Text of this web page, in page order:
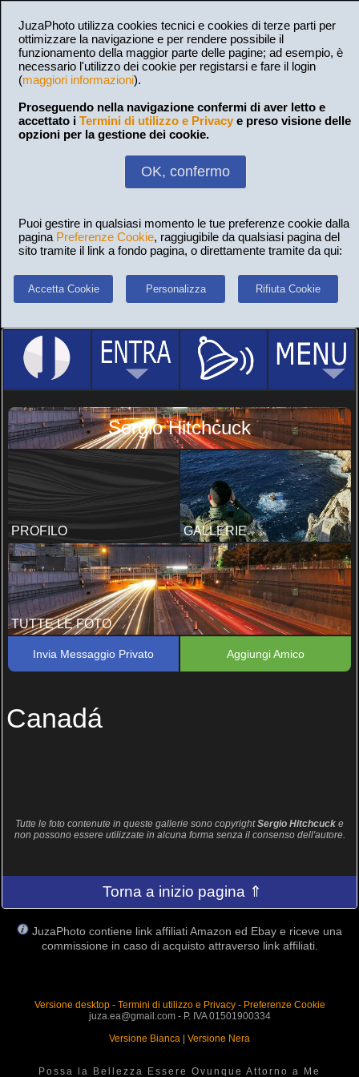
JuzaPhoto utilizza cookies tecnici e cookies di terze parti per
ottimizzare la navigazione e per rendere possibile il
funzionamento della maggior parte delle pagine; ad esempio, è
necessario l'utilizzo dei cookie per registarsi e fare il login
(maggiori informazioni).
Proseguendo nella navigazione confermi di aver letto e
accettato i Termini di utilizzo e Privacy e preso visione delle
opzioni per la gestione dei cookie.
OK, confermo
Puoi gestire in qualsiasi momento le tue preferenze cookie dalla
pagina Preferenze Cookie, raggiugibile da qualsiasi pagina del
sito tramite il link a fondo pagina, o direttamente tramite da qui:
Accetta Cookie Personalizza Rifiuta Cookie
Sergio Hitchcuck
PROFILO GALLERIE
TUTTE LE FOTO
Invia Messaggio Privato Aggiungi Amico
Canadá
Tutte le foto contenute in queste gallerie sono copyrightSergio Hitchcuck e
non possono essere utilizzate in alcuna forma senza il consenso dell'autore.
Torna a inizio pagina ⇑
JuzaPhoto contiene link affiliati Amazon ed Ebay e riceve una
commissione in caso di acquisto attraverso link affiliati.
Versione desktop- Termini di utilizzo e Privacy- Preferenze Cookie
juza.ea@gmail.com - P. IVA 01501900334
Versione Bianca | Versione Nera
Possa la Bellezza Essere Ovunque Attorno a Me